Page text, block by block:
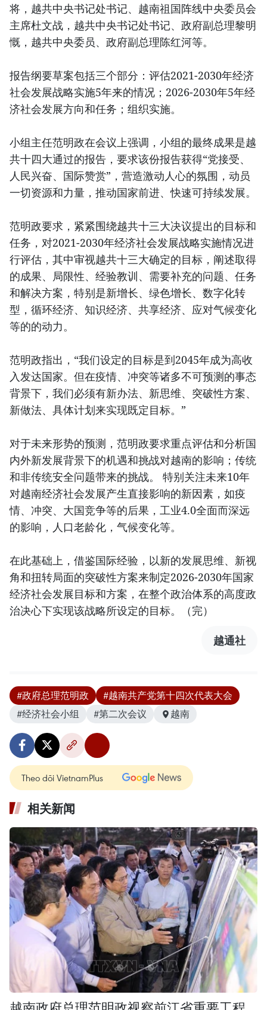
将，越共中央书记处书记、越南祖国阵线中央委员会
主席杜文战，越共中央书记处书记、政府副总理黎明
慨，越共中央委员、政府副总理陈红河等。
报告纲要草案包括三个部分：评估2021-2030年经济
社会发展战略实施5年来的情况；2026-2030年5年经
济社会发展方向和任务；组织实施。
小组主任范明政在会议上强调，小组的最终成果是越
共十四大通过的报告，要求该份报告获得“党接受、
人民兴奋、国际赞赏”，营造激动人心的氛围，动员
一切资源和力量，推动国家前进、快速可持续发展。
范明政要求，紧紧围绕越共十三大决议提出的目标和
任务，对2021-2030年经济社会发展战略实施情况进
行评估，其中审视越共十三大确定的目标，阐述取得
的成果、局限性、经验教训、需要补充的问题、任务
和解决方案，特别是新增长、绿色增长、数字化转
型，循环经济、知识经济、共享经济、应对气候变化
等的的动力。
范明政指出，“我们设定的目标是到2045年成为高收
入发达国家。但在疫情、冲突等诸多不可预测的事态
背景下，我们必须有新办法、新思维、突破性方案、
新做法、具体计划来实现既定目标。”
对于未来形势的预测，范明政要求重点评估和分析国
内外新发展背景下的机遇和挑战对越南的影响；传统
和非传统安全问题带来的挑战。 特别关注未来10年
对越南经济社会发展产生直接影响的新因素，如疫
情、冲突、大国竞争等的后果，工业4.0全面而深远
的影响，人口老龄化，气候变化等。
在此基础上，借鉴国际经验，以新的发展思维、新视
角和扭转局面的突破性方案来制定2026-2030年国家
经济社会发展目标和方案，在整个政治体系的高度政
治决心下实现该战略所设定的目标。（完）
越通社
#政府总理范明政
#越南共产党第十四次代表大会
#经济社会小组
#第二次会议 越南
Theo dõi VietnamPlus
相关新闻